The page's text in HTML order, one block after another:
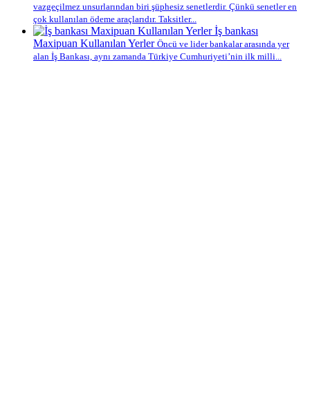
vazgeçilmez unsurlarından biri şüphesiz senetlerdir. Çünkü senetler en
çok kullanılan ödeme araçlarıdır. Taksitler...
İş bankası
Maxipuan Kullanılan Yerler Öncü ve lider bankalar arasında yer
alan İş Bankası, aynı zamanda Türkiye Cumhuriyeti’nin ilk milli...